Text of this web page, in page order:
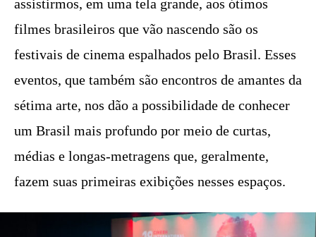
assistirmos, em uma tela grande, aos ótimos
filmes brasileiros que vão nascendo são os
festivais de cinema espalhados pelo Brasil. Esses
eventos, que também são encontros de amantes da
sétima arte, nos dão a possibilidade de conhecer
um Brasil mais profundo por meio de curtas,
médias e longas-metragens que, geralmente,
fazem suas primeiras exibições nesses espaços.